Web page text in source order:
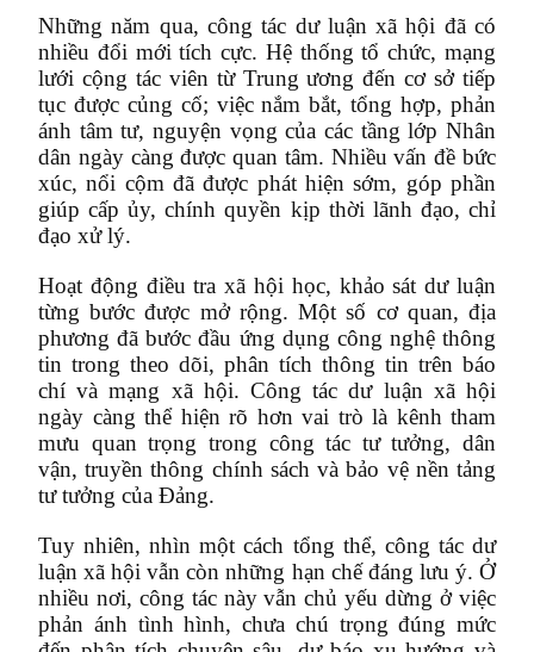
Những năm qua, công tác dư luận xã hội đã có
nhiều đổi mới tích cực. Hệ thống tổ chức, mạng
lưới cộng tác viên từ Trung ương đến cơ sở tiếp
tục được củng cố; việc nắm bắt, tổng hợp, phản
ánh tâm tư, nguyện vọng của các tầng lớp Nhân
dân ngày càng được quan tâm. Nhiều vấn đề bức
xúc, nổi cộm đã được phát hiện sớm, góp phần
giúp cấp ủy, chính quyền kịp thời lãnh đạo, chỉ
đạo xử lý.
Hoạt động điều tra xã hội học, khảo sát dư luận
từng bước được mở rộng. Một số cơ quan, địa
phương đã bước đầu ứng dụng công nghệ thông
tin trong theo dõi, phân tích thông tin trên báo
chí và mạng xã hội. Công tác dư luận xã hội
ngày càng thể hiện rõ hơn vai trò là kênh tham
mưu quan trọng trong công tác tư tưởng, dân
vận, truyền thông chính sách và bảo vệ nền tảng
tư tưởng của Đảng.
Tuy nhiên, nhìn một cách tổng thể, công tác dư
luận xã hội vẫn còn những hạn chế đáng lưu ý. Ở
nhiều nơi, công tác này vẫn chủ yếu dừng ở việc
phản ánh tình hình, chưa chú trọng đúng mức